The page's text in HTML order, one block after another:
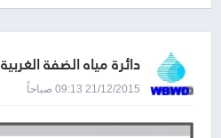
دائرة مياه الضفة الغربية
21/12/2015 09:13 صباحاً